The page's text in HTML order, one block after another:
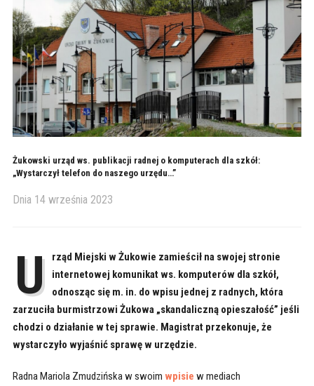
Żukowski urząd ws. publikacji radnej o komputerach dla szkół:
„Wystarczył telefon do naszego urzędu…”
Dnia 14 września 2023
U
rząd Miejski w Żukowie zamieścił na swojej stronie
internetowej komunikat ws. komputerów dla szkół,
odnosząc się m. in. do wpisu jednej z radnych, która
zarzuciła burmistrzowi Żukowa „skandaliczną opieszałość” jeśli
chodzi o działanie w tej sprawie. Magistrat przekonuje, że
wystarczyło wyjaśnić sprawę w urzędzie.
Radna Mariola Zmudzińska w swoim wpisie w mediach